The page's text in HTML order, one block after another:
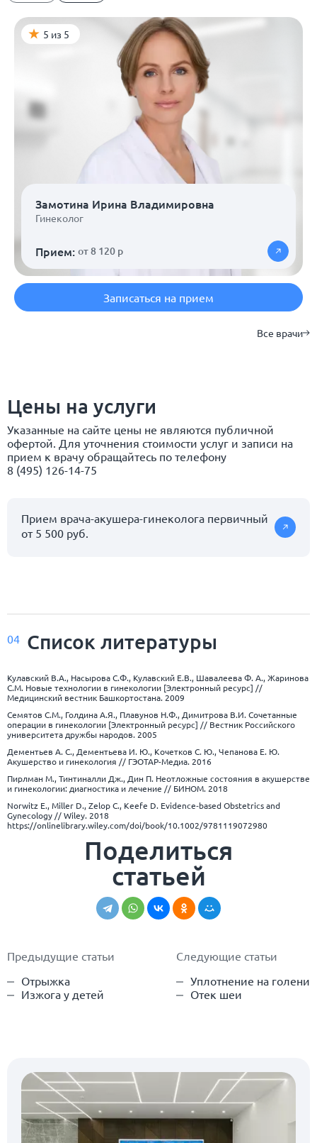
5 из 5
Замотина Ирина Владимировна
Гинеколог
Прием: от 8 120 р
Записаться на прием
Все врачи
Цены на услуги
Указанные на сайте цены не являются публичной
офертой. Для уточнения стоимости услуг и записи на
прием к врачу обращайтесь по телефону
8 (495) 126-14-75
Прием врача-акушера-гинеколога первичный
от 5 500 руб.
04 Список литературы
Кулавский В.А., Насырова С.Ф., Кулавский Е.В., Шавалеева Ф. А., Жаринова
С.М. Новые технологии в гинекологии [Электронный ресурс] //
Медицинский вестник Башкортостана. 2009
Семятов С.М., Голдина А.Я., Плавунов Н.Ф., Димитрова В.И. Сочетанные
операции в гинекологии [Электронный ресурс] // Вестник Российского
университета дружбы народов. 2005
Дементьев А. С., Дементьева И. Ю., Кочетков С. Ю., Чепанова Е. Ю.
Акушерство и гинекология // ГЭОТАР-Медиа. 2016
Пирлман М., Тинтиналли Дж., Дин П. Неотложные состояния в акушерстве
и гинекологии: диагностика и лечение // БИНОМ. 2018
Norwitz E., Miller D., Zelop C., Keefe D. Evidence‐based Obstetrics and
Gynecology // Wiley. 2018
https://onlinelibrary.wiley.com/doi/book/10.1002/9781119072980
Поделиться
статьей
Предыдущие статьи
Отрыжка
Изжога у детей
Следующие статьи
Уплотнение на голени
Отек шеи